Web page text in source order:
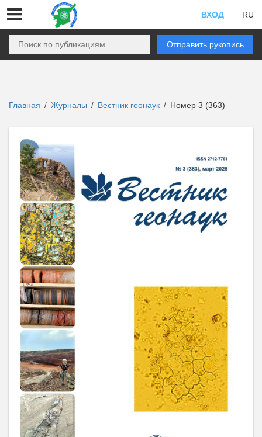
ВХОД RU
Отправить рукопись
Главная / Журналы / Вестник геонаук / Номер 3 (363)